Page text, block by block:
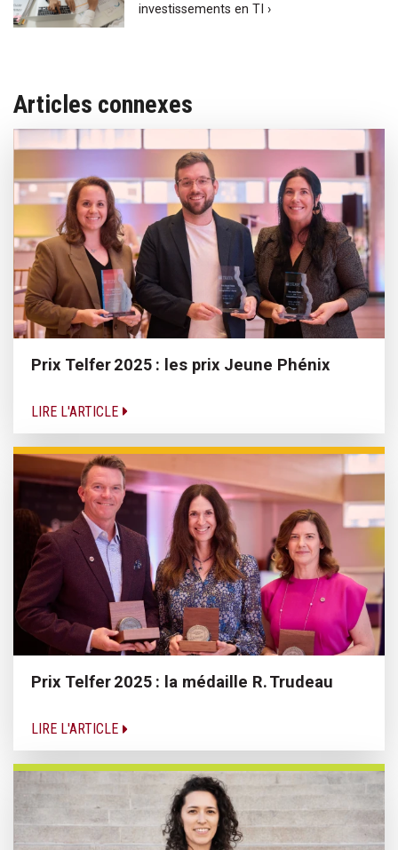
investissements en TI ›
Articles connexes
Prix Telfer 2025 : les prix Jeune Phénix
LIRE L'ARTICLE
Prix Telfer 2025 : la médaille R. Trudeau
LIRE L'ARTICLE